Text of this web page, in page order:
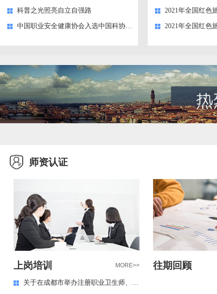
科普之光照亮自立自强路
师资认证
上岗培训 MORE>>
关于在成都市举办注册职业卫生师、注册安全工程师继续教育培训班等安全生产培训班的通知
往期回顾